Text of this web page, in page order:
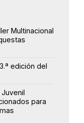
Multinacional
edición del
para